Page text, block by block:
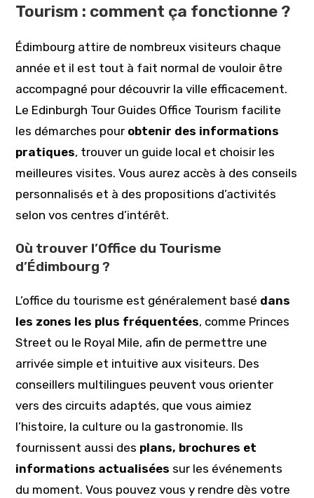
Tourism : comment ça fonctionne ?
Édimbourg attire de nombreux visiteurs chaque
année et il est tout à fait normal de vouloir être
accompagné pour découvrir la ville efficacement.
Le Edinburgh Tour Guides Office Tourism facilite
les démarches pour obtenir des informations
pratiques, trouver un guide local et choisir les
meilleures visites. Vous aurez accès à des conseils
personnalisés et à des propositions d’activités
selon vos centres d’intérêt.
Où trouver l’Office du Tourisme
d’Édimbourg ?
L’office du tourisme est généralement basé dans
les zones les plus fréquentées, comme Princes
Street ou le Royal Mile, afin de permettre une
arrivée simple et intuitive aux visiteurs. Des
conseillers multilingues peuvent vous orienter
vers des circuits adaptés, que vous aimiez
l’histoire, la culture ou la gastronomie. Ils
fournissent aussi des plans, brochures et
informations actualisées sur les événements
du moment. Vous pouvez vous y rendre dès votre